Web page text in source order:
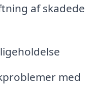
af skadede
med